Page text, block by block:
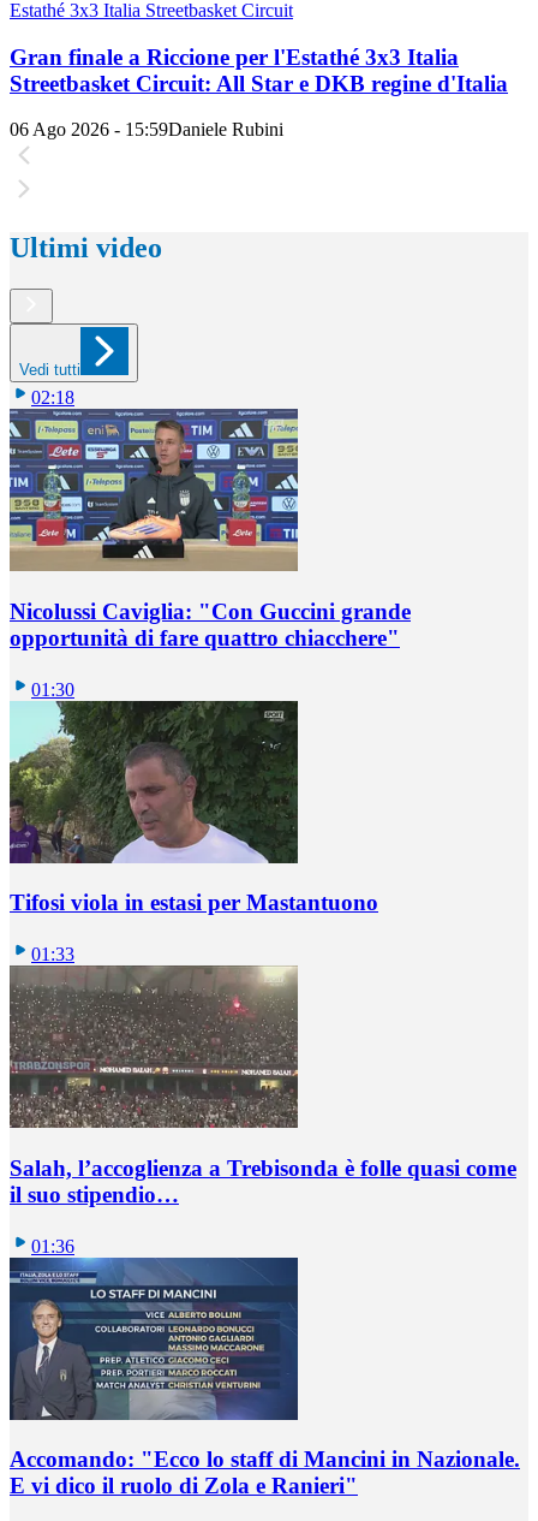
Estathé 3x3 Italia Streetbasket Circuit
Gran finale a Riccione per l'Estathé 3x3 Italia
Streetbasket Circuit: All Star e DKB regine d'Italia
06 Ago 2026 - 15:59Daniele Rubini
Ultimi video
Vedi tutti
02:18
Nicolussi Caviglia: "Con Guccini grande
opportunità di fare quattro chiacchere"
01:30
Tifosi viola in estasi per Mastantuono
01:33
Salah, l’accoglienza a Trebisonda è folle quasi come
il suo stipendio…
01:36
Accomando: "Ecco lo staff di Mancini in Nazionale.
E vi dico il ruolo di Zola e Ranieri"